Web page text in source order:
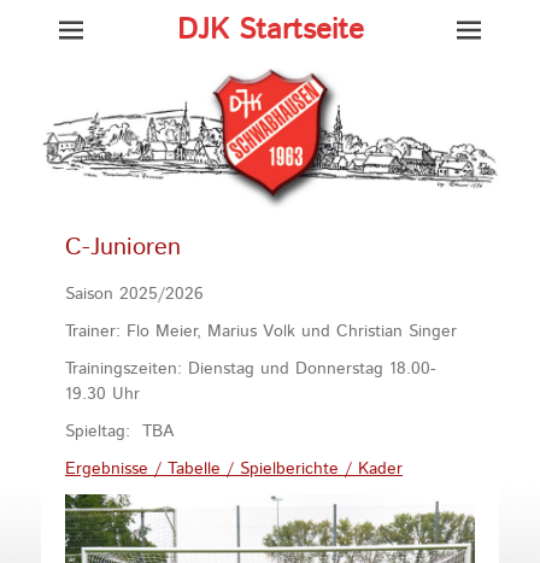
DJK Startseite
C-Junioren
Saison 2025/2026
Trainer: Flo Meier, Marius Volk und Christian Singer
Trainingszeiten: Dienstag und Donnerstag 18.00-
19.30 Uhr
Spieltag: TBA
Ergebnisse / Tabelle / Spielberichte / Kader